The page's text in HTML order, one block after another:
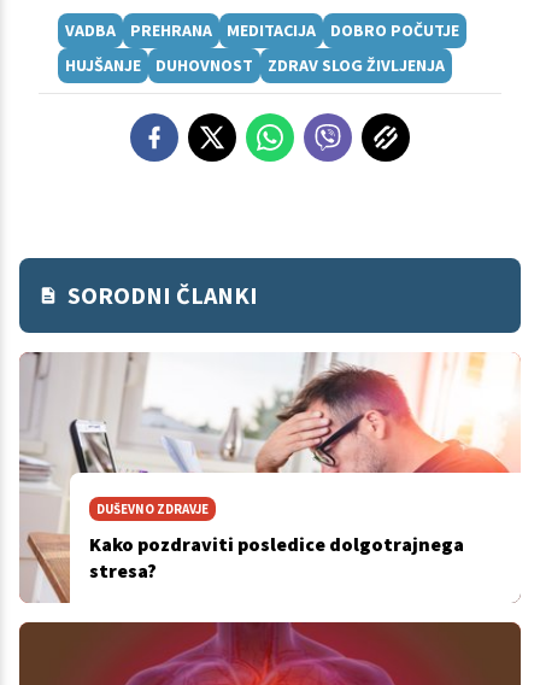
VADBA PREHRANA MEDITACIJA
DOBRO POČUTJE
HUJŠANJE
DUHOVNOST ZDRAV SLOG ŽIVLJENJA
SORODNI ČLANKI
DUŠEVNO ZDRAVJE
Kako pozdraviti posledice dolgotrajnega
stresa?